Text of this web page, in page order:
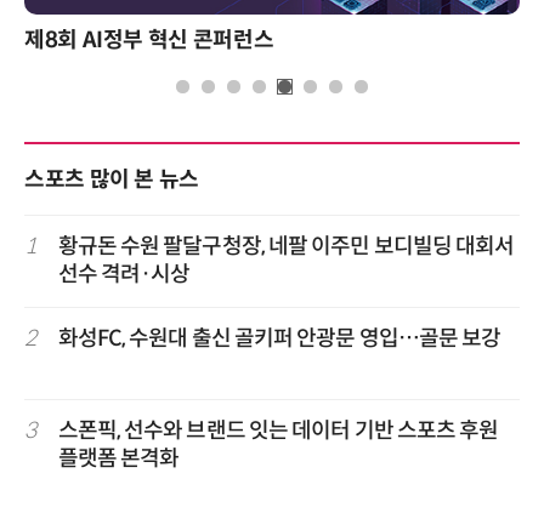
제8회 AI정부 혁신 콘퍼런스
스포츠 많이 본 뉴스
1
황규돈 수원 팔달구청장, 네팔 이주민 보디빌딩 대회서
선수 격려·시상
2 화성FC, 수원대 출신 골키퍼 안광문 영입…골문 보강
3
스폰픽, 선수와 브랜드 잇는 데이터 기반 스포츠 후원
플랫폼 본격화